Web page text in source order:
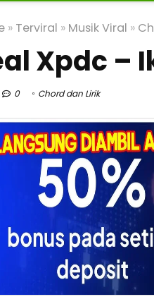
» Terviral » Musik Viral »
Xpdc –
0 Chord dan Lirik